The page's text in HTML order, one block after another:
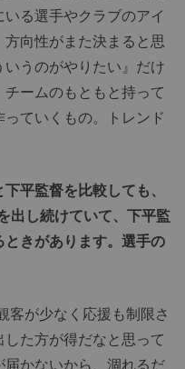
る選手やクラブのアイ
向性がまた決まると思
うのがやりたい』だけ
ームのもともと持って
ていくもの。トレンド
平監督を比較しても、
出し続けていて、下平監
きがあります。選手の
客が少なく応援も制限さ
た方が得だなと思って
かないから、涸れるだ